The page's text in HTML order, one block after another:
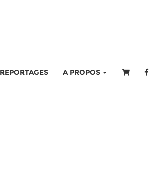
REPORTAGES A PROPOS